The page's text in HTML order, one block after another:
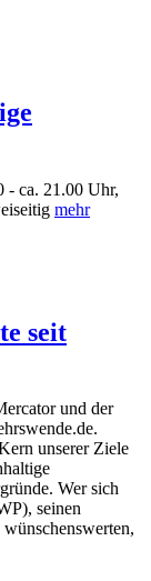
- ca. 21.00 Uhr,
mehr
seit
und der
unserer Ziele
Wer sich
seinen